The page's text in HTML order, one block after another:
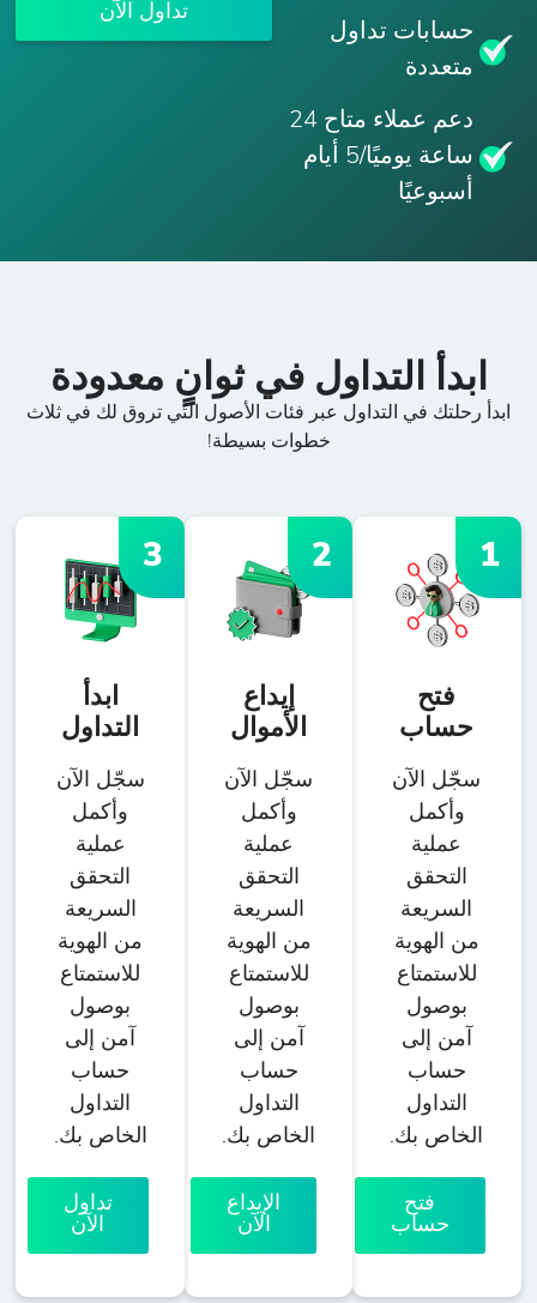
حسابات تداول
متعددة
دعم عملاء متاح 24
ساعة يوميًا/5 أيام
أسبوعيًا
تداول الآن
ابدأ التداول في ثوانٍ معدودة
ابدأ رحلتك في التداول عبر فئات الأصول التي تروق لك في ثلاث
خطوات بسيطة!
1
فتح
حساب
سجّل الآن
وأكمل
عملية
التحقق
السريعة
من الهوية
للاستمتاع
بوصول
آمن إلى
حساب
التداول
الخاص بك.
فتح
حساب
2
إيداع
الأموال
سجّل الآن
وأكمل
عملية
التحقق
السريعة
من الهوية
للاستمتاع
بوصول
آمن إلى
حساب
التداول
الخاص بك.
الإيداع
الآن
3
ابدأ
التداول
سجّل الآن
وأكمل
عملية
التحقق
السريعة
من الهوية
للاستمتاع
بوصول
آمن إلى
حساب
التداول
الخاص بك.
تداول
الآن